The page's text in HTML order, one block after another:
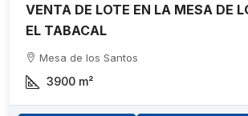
VENTA DE LOTE EN LA MESA DE
EL TABACAL
Mesa de los Santos
3900 m²